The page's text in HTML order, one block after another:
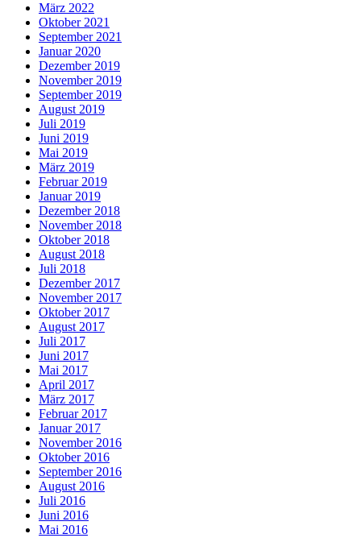
März 2022
Oktober 2021
September 2021
Januar 2020
Dezember 2019
November 2019
September 2019
August 2019
Juli 2019
Juni 2019
Mai 2019
März 2019
Februar 2019
Januar 2019
Dezember 2018
November 2018
Oktober 2018
August 2018
Juli 2018
Dezember 2017
November 2017
Oktober 2017
August 2017
Juli 2017
Juni 2017
Mai 2017
April 2017
März 2017
Februar 2017
Januar 2017
November 2016
Oktober 2016
September 2016
August 2016
Juli 2016
Juni 2016
Mai 2016